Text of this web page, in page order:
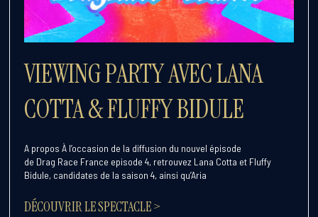
VIEWING PARTY AVEC LANA
COTTA & FLUFFY BIDULE
A propos À l’occasion de la diffusion du nouvel épisode
de Drag Race France episode 4, retrouvez Lana Cotta et Fluffy
Bidule, candidates de la saison 4, ainsi qu’Aria
DÉCOUVRIR LE SPECTACLE >